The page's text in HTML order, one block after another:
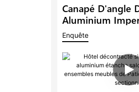
Canapé D'angle
Aluminium
Luxe, Avec Table
Réglable,
Ensemble De
En Métal
Enquête